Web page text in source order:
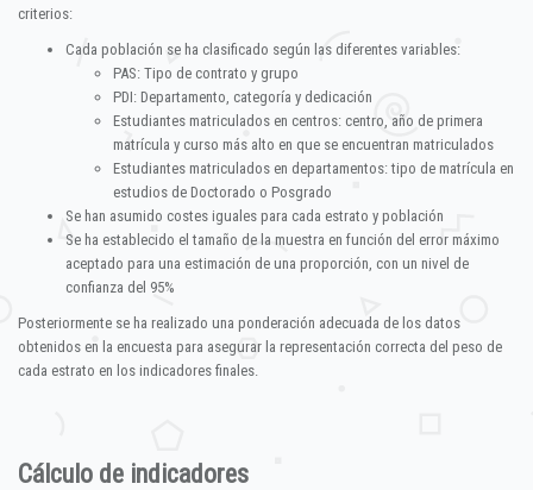
criterios:
Cada población se ha clasificado según las diferentes variables:
PAS: Tipo de contrato y grupo
PDI: Departamento, categoría y dedicación
Estudiantes matriculados en centros: centro, año de primera
matrícula y curso más alto en que se encuentran matriculados
Estudiantes matriculados en departamentos: tipo de matrícula en
estudios de Doctorado o Posgrado
Se han asumido costes iguales para cada estrato y población
Se ha establecido el tamaño de la muestra en función del error máximo
aceptado para una estimación de una proporción, con un nivel de
confianza del 95%
Posteriormente se ha realizado una ponderación adecuada de los datos
obtenidos en la encuesta para asegurar la representación correcta del peso de
cada estrato en los indicadores finales.
Cálculo de indicadores